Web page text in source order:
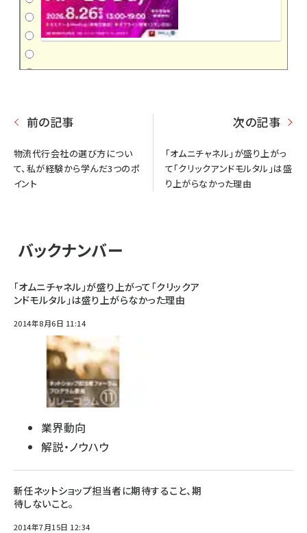
前の記事
物流代行会社の選び方につい
て、私が経験から学んだ3つのポ
イント
次の記事
「オムニチャネル」が盛り上がっ
て「クリックアンドモルタル」は盛
り上がらなかった理由
バックナンバー
「オムニチャネル」が盛り上がって「クリックア
ンドモルタル」は盛り上がらなかった理由
2014年8月6日 11:14
業界動向
解説・ノウハウ
新任ネットショップ担当者に期待すること、期
待しないこと。
2014年7月15日 12:34